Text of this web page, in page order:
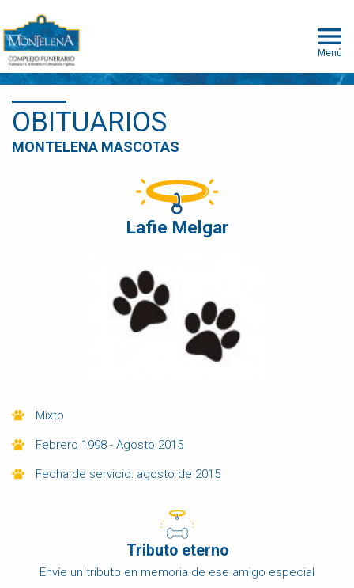
Menú
OBITUARIOS
MONTELENA MASCOTAS
Lafie Melgar
Mixto
Febrero 1998 - Agosto 2015
Fecha de servicio: agosto de 2015
Tributo eterno
Envíe un tributo en memoria de ese amigo especial